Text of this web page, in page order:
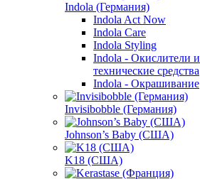
Indola (Германия)
Indola Act Now
Indola Care
Indola Styling
Indola - Окислители и
технические средства
Indola - Окрашивание
Invisibobble (Германия)
Johnson’s Baby (США)
K18 (США)